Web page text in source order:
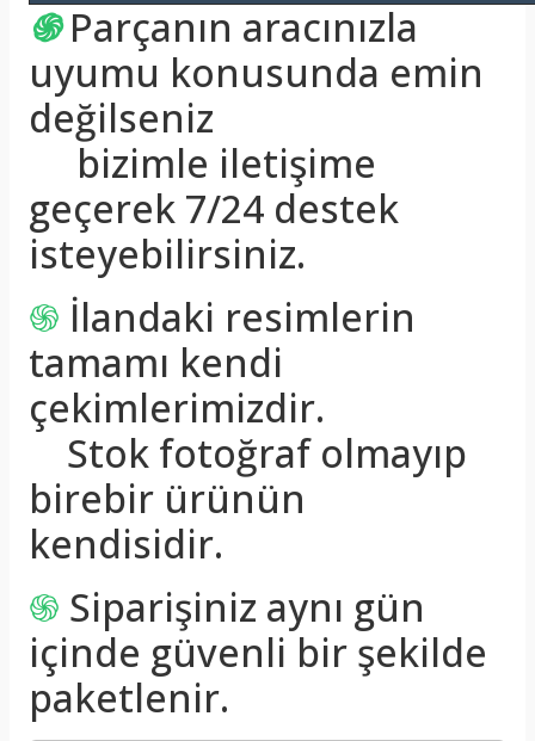
֍ Parçanın aracınızla
uyumu konusunda emin
değilseniz
bizimle iletişime
geçerek 7/24 destek
isteyebilirsiniz.
֍ İlandaki resimlerin
tamamı kendi
çekimlerimizdir.
Stok fotoğraf olmayıp
birebir ürünün
kendisidir.
֍ Siparişiniz aynı gün
içinde güvenli bir şekilde
paketlenir.